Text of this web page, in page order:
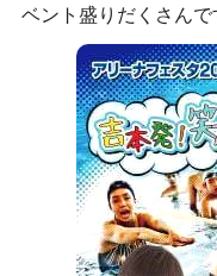
ベント盛りだくさんで